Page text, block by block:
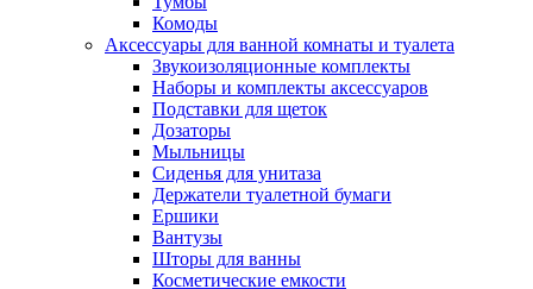
Комоды
Аксессуары для ванной комнаты и туалета
Звукоизоляционные комплекты
Наборы и комплекты аксессуаров
Подставки для щеток
Дозаторы
Мыльницы
Сиденья для унитаза
Держатели туалетной бумаги
Ершики
Вантузы
Шторы для ванны
Косметические емкости